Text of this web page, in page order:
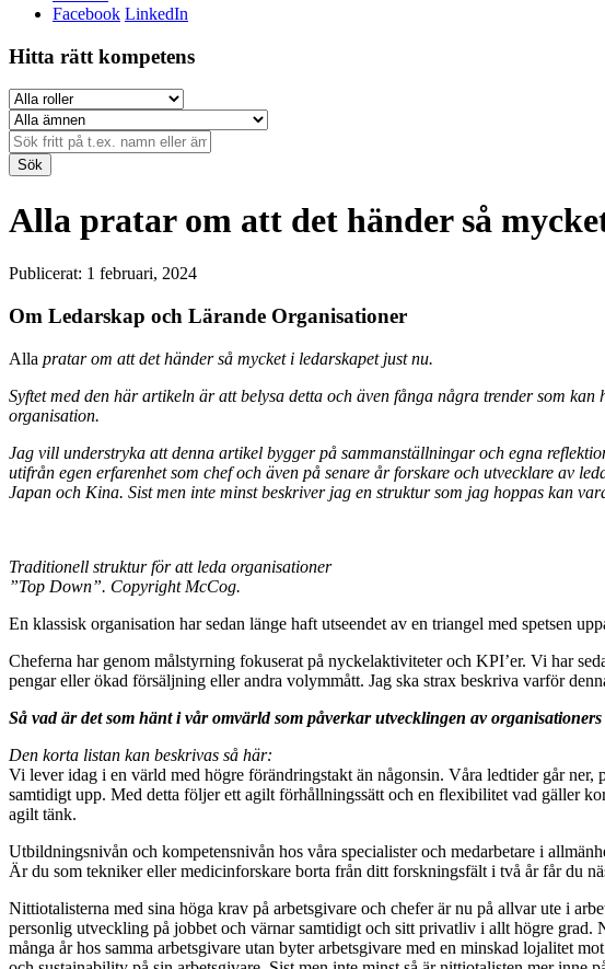
Facebook LinkedIn
Hitta rätt kompetens
Sök
Alla pratar om att det händer så
Publicerat: 1 februari, 2024
Om Ledarskap och Lärande Organisationer
Alla pratar om att det händer så mycket i ledarskapet just nu.
Syftet med den här artikeln är att belysa detta och även fånga några trender som
organisation.
Jag vill understryka att denna artikel bygger på sammanställningar och egna
utifrån egen erfarenhet som chef och även på senare år forskare och utvecklare av
Japan och Kina. Sist men inte minst beskriver jag en struktur som jag hoppas kan
Traditionell struktur för att leda organisationer
”Top Down”. Copyright McCog.
En klassisk organisation har sedan länge haft utseendet av en triangel med spetsen
Cheferna har genom målstyrning fokuserat på nyckelaktiviteter och KPI’er. Vi har
pengar eller ökad försäljning eller andra volymmått. Jag ska strax beskriva varför
Så vad är det som hänt i vår omvärld som påverkar utvecklingen av
Den korta listan kan beskrivas så här:
Vi lever idag i en värld med högre förändringstakt än någonsin. Våra ledtider går
samtidigt upp. Med detta följer ett agilt förhållningssätt och en flexibilitet vad gäller
agilt tänk.
Utbildningsnivån och kompetensnivån hos våra specialister och medarbetare i
Är du som tekniker eller medicinforskare borta från ditt forskningsfält i två år får du
Nittiotalisterna med sina höga krav på arbetsgivare och chefer är nu på allvar ute i
personlig utveckling på jobbet och värnar samtidigt och sitt privatliv i allt högre
många år hos samma arbetsgivare utan byter arbetsgivare med en minskad lojalitet